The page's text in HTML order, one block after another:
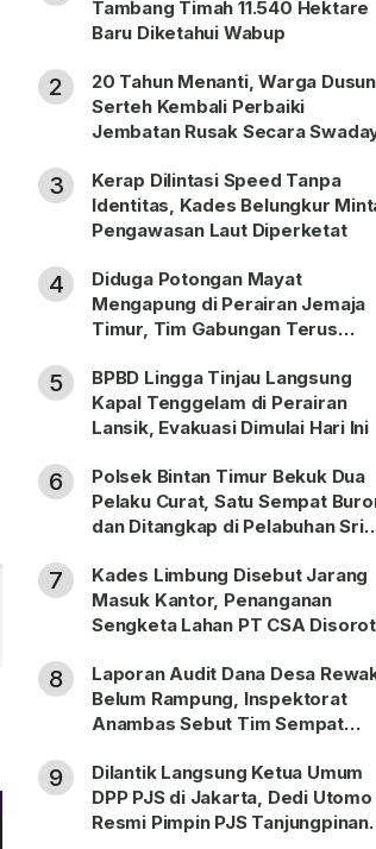
Tambang Timah 11.540 Hektare
Baru Diketahui Wabup
2
20 Tahun Menanti, Warga
Serteh Kembali Perbaiki
Jembatan Rusak Secara
3
Kerap Dilintasi Speed Tanpa
Identitas, Kades Belungkur
Pengawasan Laut Diperketat
4
Diduga Potongan Mayat
Mengapung di Perairan Jemaja
Timur, Tim Gabungan Terus
5
BPBD Lingga Tinjau Langsung
Kapal Tenggelam di Perairan
Lansik, Evakuasi Dimulai Hari Ini
6
Polsek Bintan Timur Bekuk Dua
Pelaku Curat, Satu Sempat
dan Ditangkap di Pelabuhan Sri
7
Kades Limbung Disebut Jarang
Masuk Kantor, Penanganan
Sengketa Lahan PT CSA Disorot
8
Laporan Audit Dana Desa
Belum Rampung, Inspektorat
Anambas Sebut Tim Sempat
9
Dilantik Langsung Ketua Umum
DPP PJS di Jakarta, Dedi Utomo
Resmi Pimpin PJS